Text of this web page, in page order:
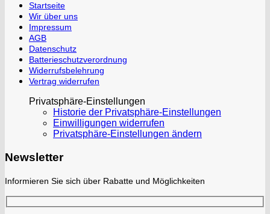
Startseite
Wir über uns
Impressum
AGB
Datenschutz
Batterieschutzverordnung
Widerrufsbelehrung
Vertrag widerrufen
Privatsphäre-Einstellungen
Historie der Privatsphäre-Einstellungen
Einwilligungen widerrufen
Privatsphäre-Einstellungen ändern
Newsletter
Informieren Sie sich über Rabatte und Möglichkeiten